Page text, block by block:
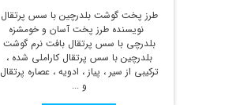
طرز پخت گوشت بلدرچین با سس پرتقال
نویسنده طرز پخت آسان و خومشزه
بلدرچی با سس پرتقال بافت نرم گوشت
بلدرچین با سس پرتقال کاراملی شده ،
ترکیبی از سیر ، پیاز ، ادویه ، عصاره پرتقال
و ...